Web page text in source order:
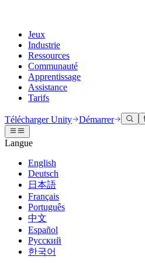
Jeux
Industrie
Ressources
Communauté
Apprentissage
Assistance
Tarifs
Moteur Unity
Créez des jeux 2D et 3D pour
Collaboration
Collaborez et itérez rapidement avec
Télécharger Unity
Offres et tarifs
Déployez
Multiplateforme
Collaboration 3D
Construisez et révisez des projets 3D
Formation immersive
Entraînez-vous dans des
Expériences client
Créez des expériences interactives 3D
Secteurs
Fabrication
Documentation
Outils de développement
Versions de publication et suivi des
Feuille de route
Examiner les fonctionnalités à venir
Glossaire
Discussions
Événements
Événements mondiaux et locaux
Histoires de la communauté
Made with Unity
Mise en avant des créateurs Unity
Unity Learn
Maîtrisez les compétences Unity
Formation professionnelle
Améliorez votre équipe avec des
Vous découvrez Unity ?
Démarrer
Démarrez votre apprentissage
Parcours essentiels Unity
Obtenir de l'aide
Vous aider à réussir avec Unity
Plans de succès
Atteignez vos objectifs plus
FAQ
Réponses aux questions courantes
Contactez-nous.
Connectez-vous avec notre équipe
Télécharger Unity Démarrer
Langue
English
Deutsch
日本語
Français
Português
中文
Español
Русский
한국어